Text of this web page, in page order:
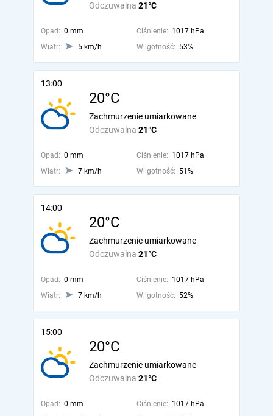
Odczuwalna 21°C
Opad: 0 mm Ciśnienie: 1017 hPa
Wiatr:
5 km/h Wilgotność: 53%
13:00
20°C
Odczuwalna 21°C
Zachmurzenie umiarkowane
Opad: 0 mm Ciśnienie: 1017 hPa
Wiatr:
7 km/h Wilgotność: 51%
14:00
20°C
Odczuwalna 21°C
Zachmurzenie umiarkowane
Opad: 0 mm Ciśnienie: 1017 hPa
Wiatr:
7 km/h Wilgotność: 52%
15:00
20°C
Odczuwalna 21°C
Zachmurzenie umiarkowane
Opad: 0 mm Ciśnienie: 1017 hPa